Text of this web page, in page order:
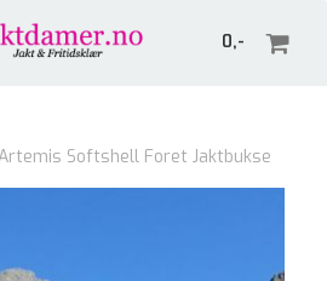
0,-
Softshell Foret Jaktbukse